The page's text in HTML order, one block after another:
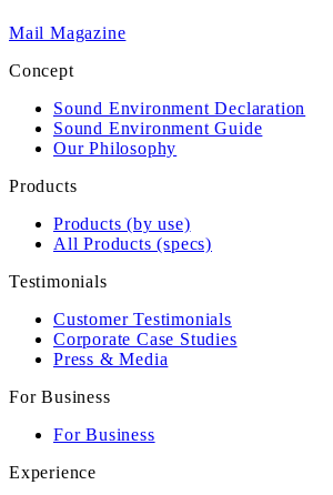
Mail Magazine
Concept
Sound Environment Declaration
Sound Environment Guide
Our Philosophy
Products
Products (by use)
All Products (specs)
Testimonials
Customer Testimonials
Corporate Case Studies
Press & Media
For Business
For Business
Experience